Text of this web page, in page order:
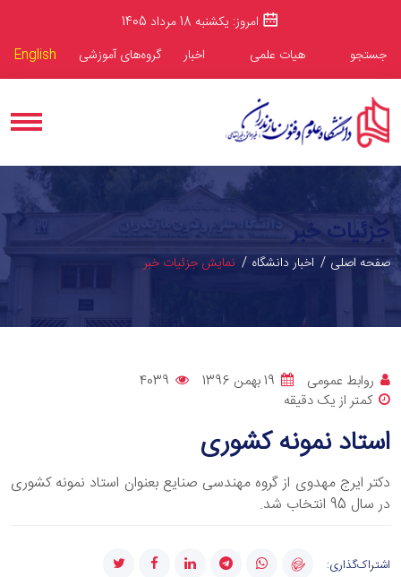
امروز: یکشنبه 18 مرداد 1405
جستجو
هیات علمی اخبار گروه‌های آموزشی English
جزئیات خبر
صفحه اصلی اخبار دانشگاه نمایش جزئیات خبر
روابط عمومی 19 بهمن 1396
4039
کمتر از یک دقیقه
استاد نمونه کشوری
دکتر ایرج مهدوی از گروه مهندسی صنایع بعنوان استاد نمونه کشوری
در سال 95 انتخاب شد.
اشتراک‌گذاری: